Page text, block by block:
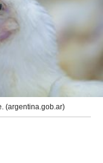
(argentina.gob.ar)